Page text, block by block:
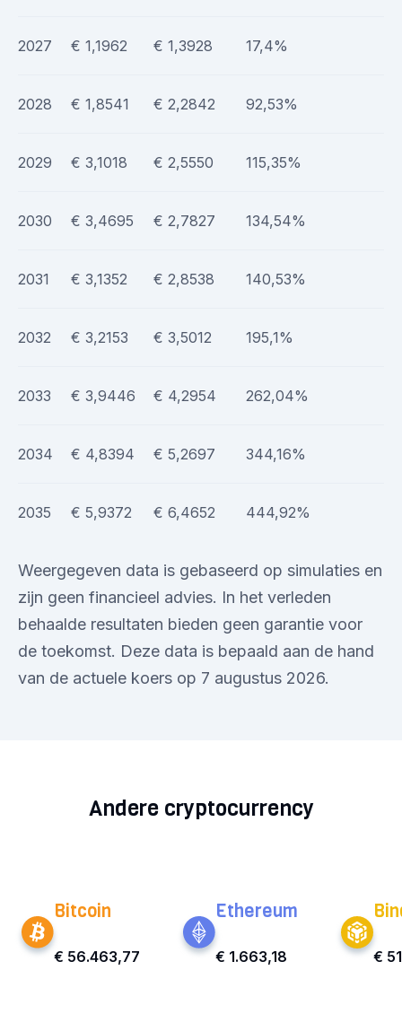
2027 € 1,1962 € 1,3928 17,4%
2028 € 1,8541 € 2,2842 92,53%
2029 € 3,1018 € 2,5550 115,35%
2030 € 3,4695 € 2,7827 134,54%
2031 € 3,1352 € 2,8538 140,53%
2032 € 3,2153 € 3,5012 195,1%
2033 € 3,9446 € 4,2954 262,04%
2034 € 4,8394 € 5,2697 344,16%
2035 € 5,9372 € 6,4652 444,92%
Weergegeven data is gebaseerd op simulaties en
zijn geen financieel advies. In het verleden
behaalde resultaten bieden geen garantie voor
de toekomst. Deze data is bepaald aan de hand
van de actuele koers op 7 augustus 2026.
Andere cryptocurrency
Bitcoin
€ 56.463,77
Ethereum
€ 1.663,18 €